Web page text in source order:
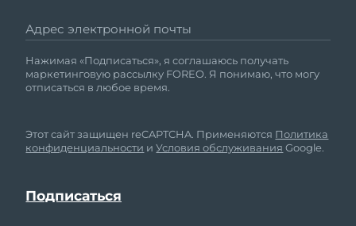
Адрес электронной почты
Нажимая «Подписаться», я соглашаюсь получать
маркетинговую рассылку FOREO. Я понимаю, что могу
отписаться в любое время.
Этот сайт защищен reCAPTCHA. Применяются Политика
конфиденциальности иУсловия обслуживания Google.